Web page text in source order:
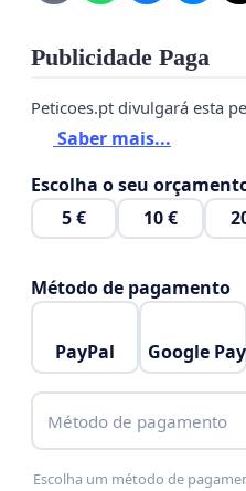
Publicidade Paga
Peticoes.pt divulgará esta
Saber mais...
Escolha o seu
5 €
10 €
Método de pagamento
PayPal Google Pay
Método de pagamento
Escolha um método de